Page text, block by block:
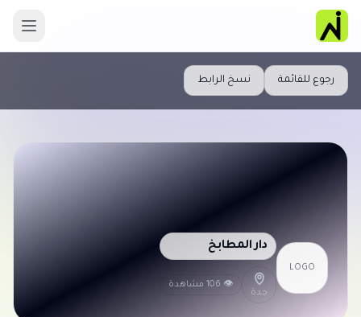
رجوع للقائمة نسخ الرابط
LOGO
دار المطابخ
جدة
👁 106 مشاهدة